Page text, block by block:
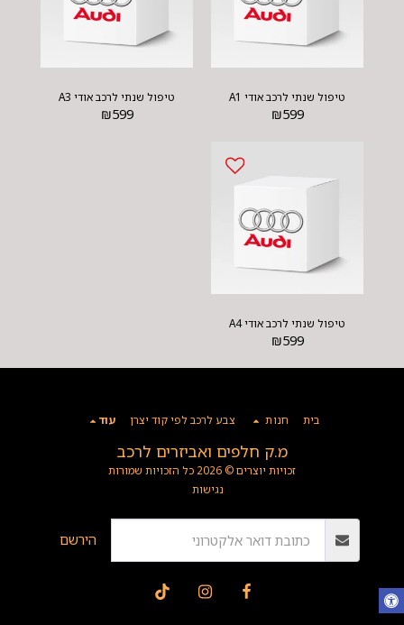
טיפול שנתי לרכב אודי A1
₪599
טיפול שנתי לרכב אודי A3
₪599
טיפול שנתי לרכב אודי A4
₪599
מ.ק חלפים ואביזרים לרכב
זכויות יוצרים © 2026 כל הזכויות שמורות
נגישות
בית חנות צבע לרכב לפי קוד יצרן עוד
הירשם